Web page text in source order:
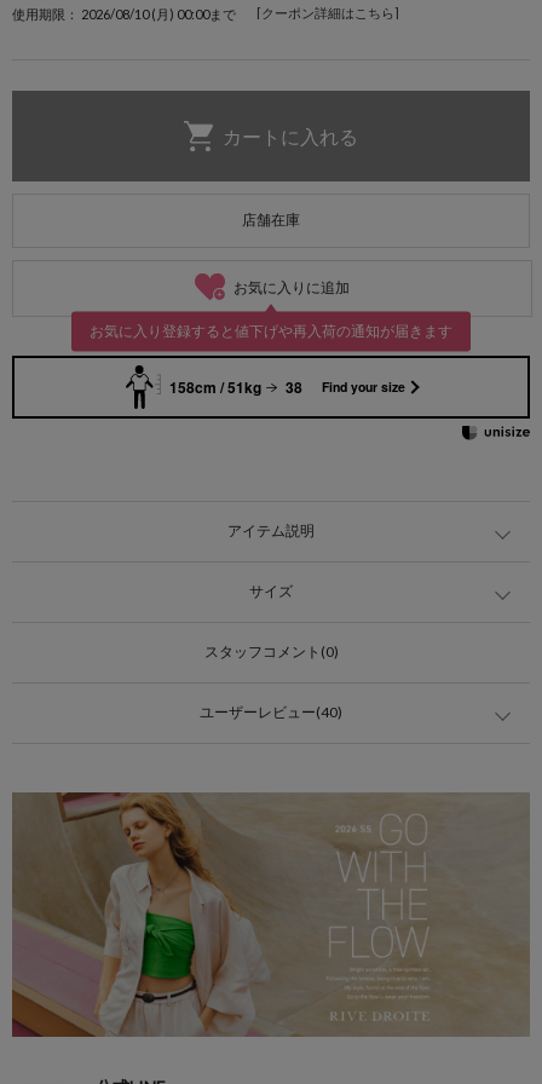
使用期限： 2026/08/10 (月) 00:00まで [クーポン詳細はこちら]
店舗在庫
お気に入りに追加
お気に入り登録すると値下げや再入荷の通知が届きます
158cm / 51kg 38 Find your size
アイテム説明
サイズ
スタッフコメント(0)
ユーザーレビュー(40)